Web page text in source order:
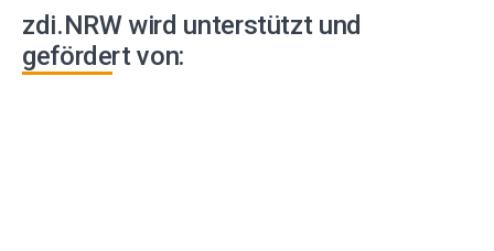
zdi.NRW wird unterstützt und
gefördert von: